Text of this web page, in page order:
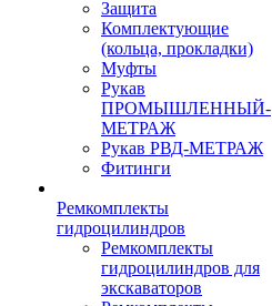
Защита
Комплектующие
(кольца, прокладки)
Муфты
Рукав
ПРОМЫШЛЕННЫЙ-
МЕТРАЖ
Рукав РВД-МЕТРАЖ
Фитинги
Ремкомплекты
гидроцилиндров
Ремкомплекты
гидроцилиндров для
экскаваторов